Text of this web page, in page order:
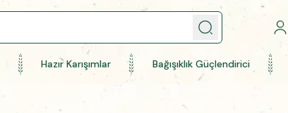
Hazır Karışımlar Bağışıklık Güçlendirici